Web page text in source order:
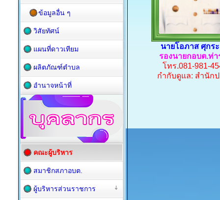
นายโอภาส ศุกร
รองนายกอบต.ท่า
โทร.081-981-
กำกับดูแล: สำนัก
ข้อมูลอื่น ๆ
วิสัยทัศน์
แผนที่ดาวเทียม
ผลิตภัณฑ์ตำบล
อำนาจหน้าที่
คณะผู้บริหาร
สมาชิกสภาอบต.
ผู้บริหารส่วนราชการ